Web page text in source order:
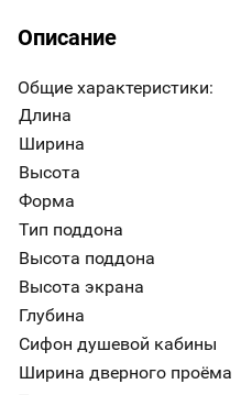
Описание
Общие характеристики:
Длина
Ширина
Высота
Форма
Тип поддона
Высота поддона
Высота экрана
Глубина
Сифон душевой кабины
Ширина дверного проёма